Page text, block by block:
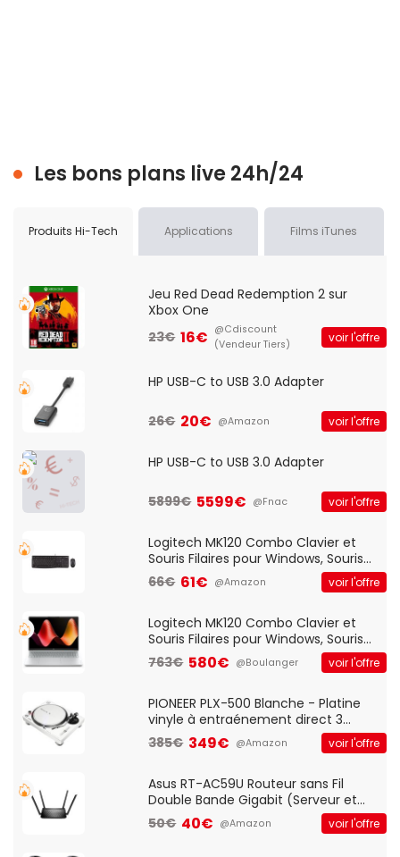
Les bons plans live 24h/24
Produits Hi-Tech Applications Films iTunes
Jeu Red Dead Redemption 2 sur
Xbox One
23€ 16€ @Cdiscount
(Vendeur Tiers)
voir l'offre
HP USB-C to USB 3.0 Adapter
26€ 20€ @Amazon voir l'offre
HP USB-C to USB 3.0 Adapter
5899€ 5599€ @Fnac voir l'offre
Logitech MK120 Combo Clavier et
Souris Filaires pour Windows, Souris
Optique Filaire, Connexion USB Plug
And Play, Confortable, Taille
QWERTY UK - Noir
66€ 61€ @Amazon voir l'offre
Logitech MK120 Combo Clavier et
Souris Filaires pour Windows, Souris
Optique Filaire, Connexion USB Plug
And Play, Confortable, Taille
QWERTY UK - Noir
763€ 580€ @Boulanger voir l'offre
PIONEER PLX-500 Blanche - Platine
vinyle à entraénement direct 3
vitesses (33-45-78 trs/min) avec
pre-ampli intégré et port USB
385€ 349€ @Amazon voir l'offre
Asus RT-AC59U Routeur sans Fil
Double Bande Gigabit (Serveur et
Client VPN, Triple Vlan, Mode Point
d'accès et Bridge, contrôle Parental,
50€ 40€ @Amazon voir l'offre